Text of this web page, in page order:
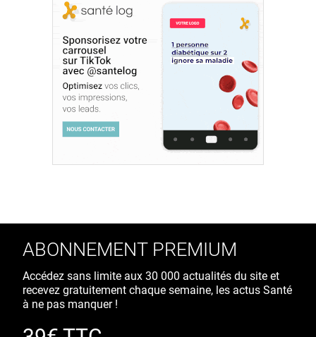
ABONNEMENT PREMIUM
Accédez sans limite aux 30 000 actualités du site et
recevez gratuitement chaque semaine, les actus Santé
à ne pas manquer !